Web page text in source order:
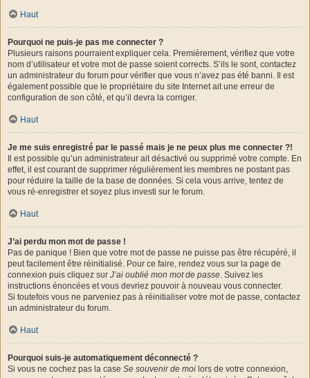
Haut
Pourquoi ne puis-je pas me connecter ?
Plusieurs raisons pourraient expliquer cela. Premièrement, vérifiez que votre
nom d’utilisateur et votre mot de passe soient corrects. S’ils le sont, contactez
un administrateur du forum pour vérifier que vous n’avez pas été banni. Il est
également possible que le propriétaire du site Internet ait une erreur de
configuration de son côté, et qu’il devra la corriger.
Haut
Je me suis enregistré par le passé mais je ne peux plus me connecter ?!
Il est possible qu’un administrateur ait désactivé ou supprimé votre compte. En
effet, il est courant de supprimer régulièrement les membres ne postant pas
pour réduire la taille de la base de données. Si cela vous arrive, tentez de
vous ré-enregistrer et soyez plus investi sur le forum.
Haut
J’ai perdu mon mot de passe !
Pas de panique ! Bien que votre mot de passe ne puisse pas être récupéré, il
peut facilement être réinitialisé. Pour ce faire, rendez vous sur la page de
connexion puis cliquez sur J’ai oublié mon mot de passe. Suivez les
instructions énoncées et vous devriez pouvoir à nouveau vous connecter.
Si toutefois vous ne parveniez pas à réinitialiser votre mot de passe, contactez
un administrateur du forum.
Haut
Pourquoi suis-je automatiquement déconnecté ?
Si vous ne cochez pas la case Se souvenir de moi lors de votre connexion,